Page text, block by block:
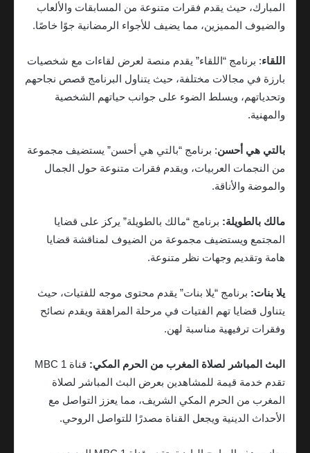
المبارك، حيث يقدم فقرات متنوعة من المسابقات والألعاب
والضيوف المميزين، مما يضيف للأجواء الرمضانية جوًا خاصًا.
اللقاء: برنامج “اللقاء” يقدم منصة لعرض لقاءات مع شخصيات
بارزة في مجالات مختلفة، حيث يتناول البرنامج قصص نجاحهم
وتحدياتهم، ويسلط الضوء على جوانب حياتهم الشخصية
والمهنية.
بالتي هي أحسن: برنامج “بالتي هي أحسن” يستضيف مجموعة
من النجمات العربيات، ويقدم فقرات متنوعة حول الجمال
والموضة والأناقة.
مالك بالطويلة: برنامج “مالك بالطويلة” يركز على قضايا
المجتمع ويستضيف مجموعة من الضيوف لمناقشة قضايا
هامة وتقديم وجهات نظر متنوعة.
يلا بنات: برنامج “يلا بنات” يقدم محتوى موجه للفتيات، حيث
يتناول قضايا تهم الفتيات في مرحلة المراهقة ويقدم نصائح
وفقرات ترفيهية مناسبة لهن.
البث المباشر لصلاة المغرب من الحرم المكي:
قناة MBC 1
تقدم خدمة قيمة للمشاهدين بعرض البث المباشر لصلاة
المغرب من الحرم المكي الشريف، مما يعزز التواصل مع
الأحداث الدينية ويجعل القناة مصدرًا للتواصل الروحي.